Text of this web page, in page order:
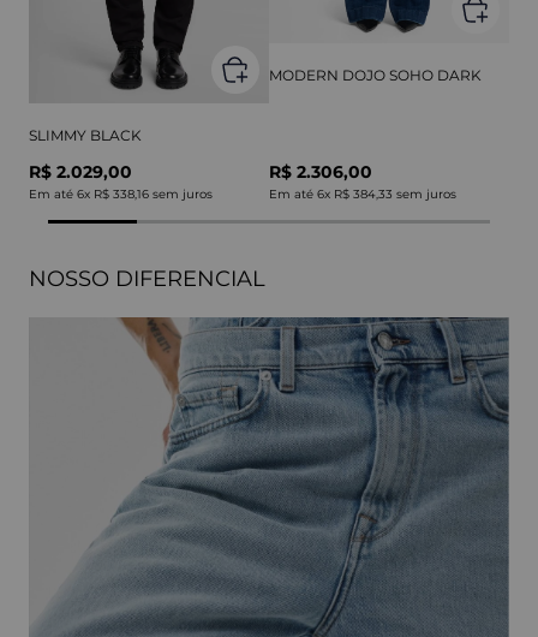
SLIMMY BLACK
R$ 2.029,00
Em até 6x R$ 338,16 sem juros
MODERN DOJO SOHO DARK
R$ 2.306,00
Em até 6x R$ 384,33 sem juros
NOSSO DIFERENCIAL